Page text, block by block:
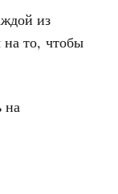
из
то, чтобы
на